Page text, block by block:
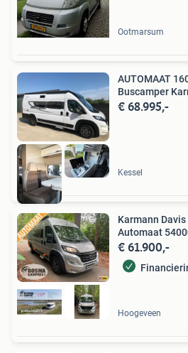
Ootmarsum
AUTOMAAT
Buscamper
€ 68.995,-
Kessel
Karmann
Automaat
€ 61.900,-
Hoogeveen